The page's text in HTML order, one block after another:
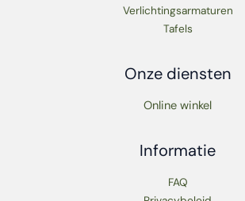
Verlichtingsarmaturen
Tafels
Onze diensten
Online winkel
Informatie
FAQ